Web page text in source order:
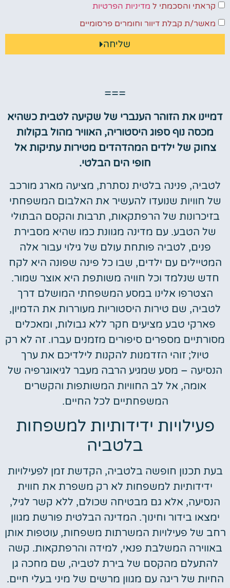
קראתי והסכמתי ל מדיניות הפרטיות
מאשר/ת קבלת דיוור וחומרים פרסומיים
שליחה
===
דמיינו את הזוהר הענברי של שקיעה לטבית כשהיא
מכסה נוף ספוג היסטוריה, האוויר מהול בקולות
צחוק של ילדים המהדהדים מטירות עתיקות אל
חופי הים הבלטי.
לטביה, פנינה בלטית נסתרת, מציעה מארג מורכב
של חוויות שנועדו להעשיר את האלבום המשפחתי
בזיכרונות של הרפתקאות, תרבות והקסם הבתולי
של הטבע. עם מדינה מגוונת כמו שהיא מסבירת
פנים, לטביה פותחת עולם של גילוי עבור אלה
המטיילים עם ילדים, שבו כל פינה שפונה היא לקח
חדש שנלמד וכל חוויה משותפת היא אוצר שמור.
הצטרפו אלינו במסע המשפחתי המושלם דרך
לטביה, שם טירות היסטוריות מעוררות את הדמיון,
פארקי טבע מציעים חקר ללא גבולות, ומאכלים
מסורתיים מספרים סיפורים מזמנים עברו. זה לא רק
טיול; זוהי הזדמנות להקנות לילדיכם את ערך
הנסיעה – מסע שמגיע הרבה מעבר לגיאוגרפיה של
אומה, אל לב החוויות המשותפות והקשרים
המשפחתיים לכל החיים.
פעילויות ידידותיות למשפחות
בלטביה
בעת תכנון חופשה בלטביה, הקדשת זמן לפעילויות
ידידותיות למשפחות לא רק משפרת את חווית
הנסיעה, אלא גם מבטיחה שכולם, ללא קשר לגיל,
ימצאו בידור וחינוך. המדינה הבלטית פורשת מגוון
רחב של פעילויות המשרתות משפחות, עוטפות אותן
באווירה המשלבת פנאי, למידה והרפתקאות. קשה
להתעלם מהקסם של בירת לטביה, שם מחכה גן
החיות של ריגה עם מגוון מרשים של מיני בעלי חיים.